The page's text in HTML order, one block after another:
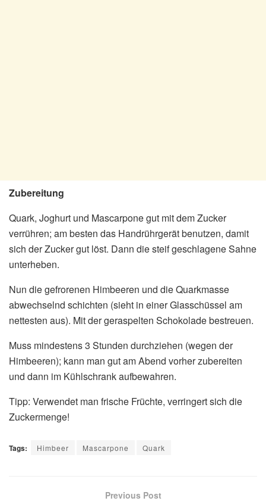
Zubereitung
Quark, Joghurt und Mascarpone gut mit dem Zucker
verrühren; am besten das Handrührgerät benutzen, damit
sich der Zucker gut löst. Dann die steif geschlagene Sahne
unterheben.
Nun die gefrorenen Himbeeren und die Quarkmasse
abwechselnd schichten (sieht in einer Glasschüssel am
nettesten aus). Mit der geraspelten Schokolade bestreuen.
Muss mindestens 3 Stunden durchziehen (wegen der
Himbeeren); kann man gut am Abend vorher zubereiten
und dann im Kühlschrank aufbewahren.
Tipp: Verwendet man frische Früchte, verringert sich die
Zuckermenge!
Tags: Himbeer Mascarpone Quark
Previous Post